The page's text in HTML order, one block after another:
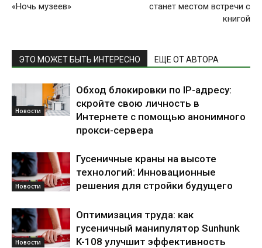
«Ночь музеев»
станет местом встречи с
книгой
ЭТО МОЖЕТ БЫТЬ ИНТЕРЕСНО ЕЩЕ ОТ АВТОРА
Новости
Обход блокировки по IP-адресу:
скройте свою личность в
Интернете с помощью анонимного
прокси-сервера
Новости
Гусеничные краны на высоте
технологий: Инновационные
решения для стройки будущего
Новости
Оптимизация труда: как
гусеничный манипулятор Sunhunk
K-108 улучшит эффективность